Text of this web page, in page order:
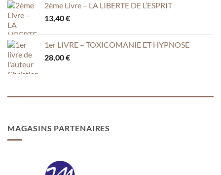
2ème Livre – LA LIBERTE DE L’ESPRIT
13,40€
1er LIVRE – TOXICOMANIE ET HYPNOSE
28,00€
MAGASINS PARTENAIRES